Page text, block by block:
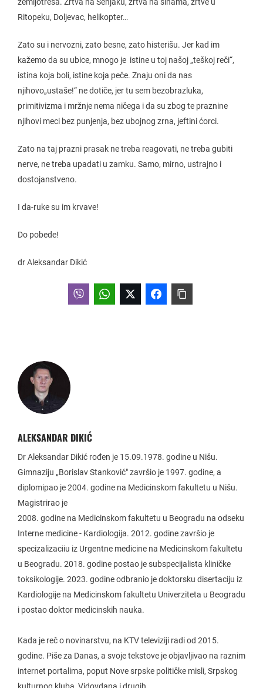
zemljotresa. Žrtva na Senjaku, žrtva na šinama, žrtve u
Ritopeku, Doljevac, helikopter…
Zato su i nervozni, zato besne, zato histerišu. Jer kad im
kažemo da su ubice, mnogo je istine u toj našoj „teškoj reči“,
istina koja boli, istine koja peče. Znaju oni da nas
njihovo„ustaše!“ ne dotiče, jer tu sem bezobrazluka,
primitivizma i mržnje nema ničega i da su zbog te praznine
njihovi meci bez punjenja, bez ubojnog zrna, jeftini ćorci.
Zato na taj prazni prasak ne treba reagovati, ne treba gubiti
nerve, ne treba upadati u zamku. Samo, mirno, ustrajno i
dostojanstveno.
I da-ruke su im krvave!
Do pobede!
dr Aleksandar Dikić
ALEKSANDAR DIKIĆ
Dr Aleksandar Dikić rođen je 15.09.1978. godine u Nišu.
Gimnaziju „Borislav Stanković" završio je 1997. godine, a
diplomipao je 2004. godine na Medicinskom fakultetu u Nišu.
Magistrirao je
2008. godine na Medicinskom fakultetu u Beogradu na odseku
Interne medicine - Kardiologija. 2012. godine završio je
specizalizaciіu iz Urgentne medicine na Medicinskom fakultetu
u Beogradu. 2018. godine postao je subspecijalista kliničke
toksikologije. 2023. godine odbranio je doktorsku disertaciju iz
Kardiologije na Medicinskom fakultetu Univerziteta u Beogradu
i postao doktor medicinskih nauka.
Kada je reč o novinarstvu, na KTV televiziji radi od 2015.
godine. Piše za Danas, a svoje tekstove je objavljivao na raznim
internet portalima, poput Nove srpske političke misli, Srpskog